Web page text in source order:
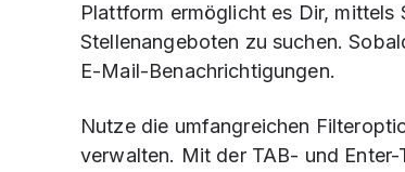
Plattform ermöglicht es Dir,
Stellenangeboten zu suchen.
E-Mail-Benachrichtigungen.
Nutze die umfangreichen
verwalten. Mit der TAB- und